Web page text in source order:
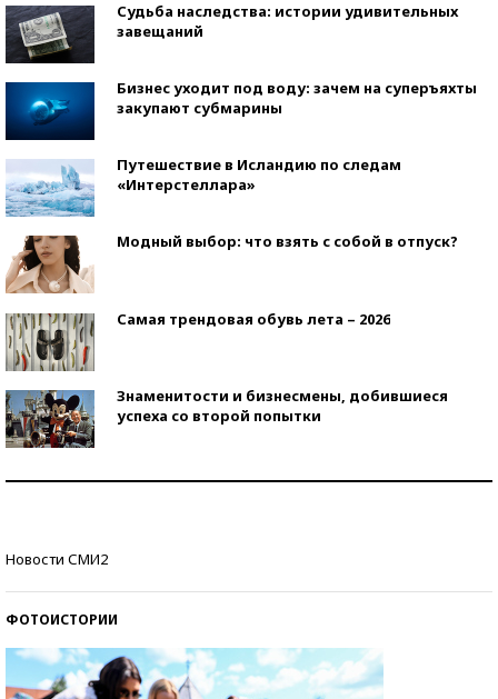
Судьба наследства: истории удивительных
завещаний
Бизнес уходит под воду: зачем на суперъяхты
закупают субмарины
Путешествие в Исландию по следам
«Интерстеллара»
Модный выбор: что взять с собой в отпуск?
Самая трендовая обувь лета – 2026
Знаменитости и бизнесмены, добившиеся
успеха со второй попытки
Новости СМИ2
ФОТОИСТОРИИ